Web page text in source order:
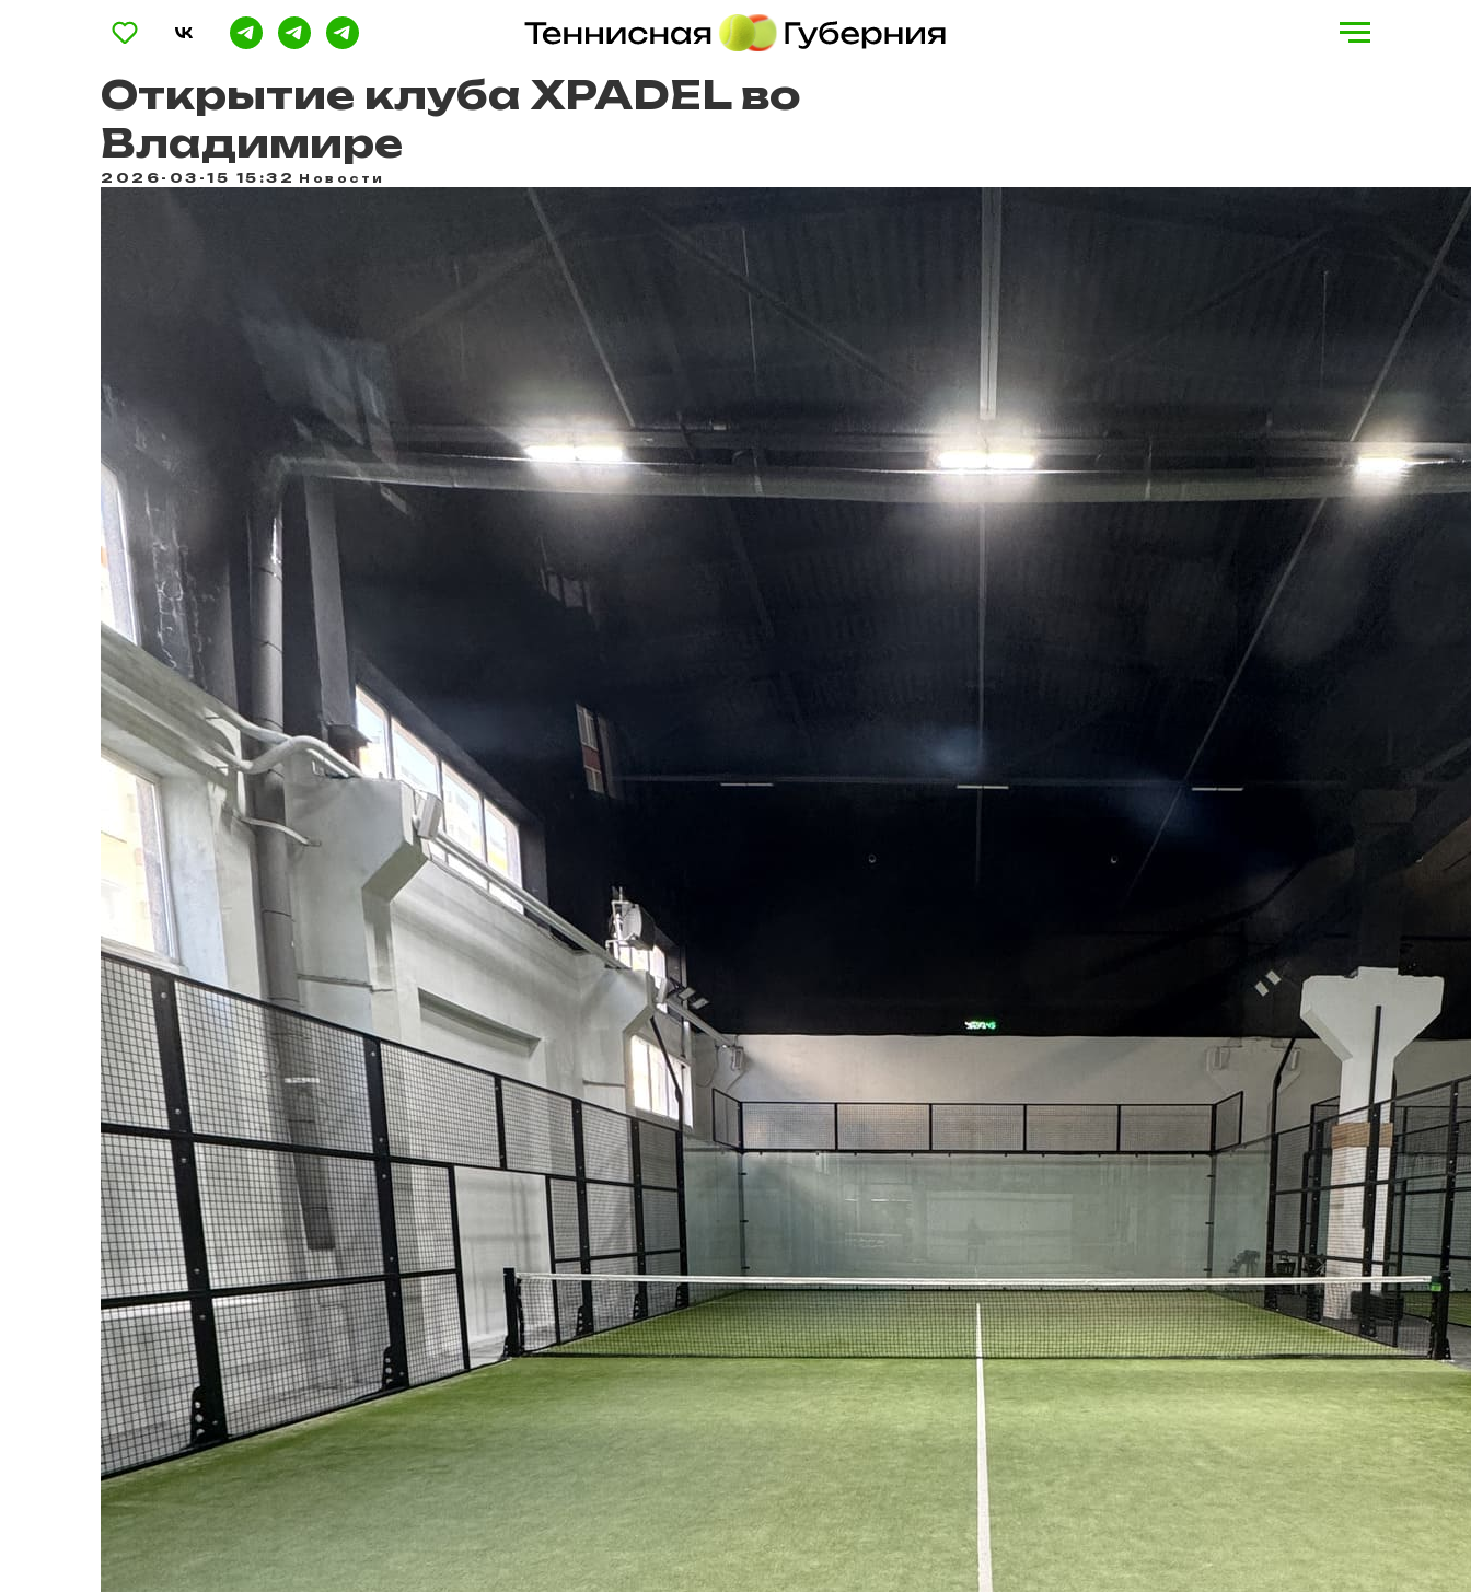
Открытие клуба XPADEL во
Владимире
2026-03-15 15:32 Новости